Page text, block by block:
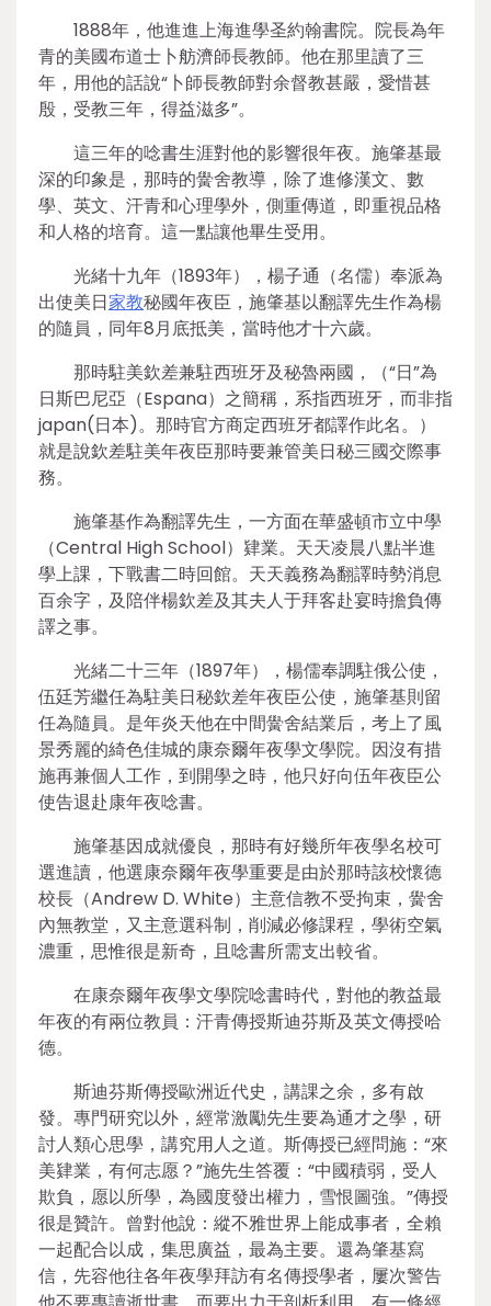
1888年，他進進上海進學圣約翰書院。院長為年
青的美國布道士卜舫濟師長教師。他在那里讀了三
年，用他的話說“卜師長教師對余督教甚嚴，愛惜甚
殷，受教三年，得益滋多”。
這三年的唸書生涯對他的影響很年夜。施肇基最
深的印象是，那時的黌舍教導，除了進修漢文、數
學、英文、汗青和心理學外，側重傳道，即重視品格
和人格的培育。這一點讓他畢生受用。
光緒十九年（1893年），楊子通（名儒）奉派為
出使美日家教秘國年夜臣，施肇基以翻譯先生作為楊
的隨員，同年8月底抵美，當時他才十六歲。
那時駐美欽差兼駐西班牙及秘魯兩國，（“日”為
日斯巴尼亞（Espana）之簡稱，系指西班牙，而非指
japan(日本)。那時官方商定西班牙都譯作此名。）
就是說欽差駐美年夜臣那時要兼管美日秘三國交際事
務。
施肇基作為翻譯先生，一方面在華盛頓市立中學
（Central High School）肄業。天天凌晨八點半進
學上課，下戰書二時回館。天天義務為翻譯時勢消息
百余字，及陪伴楊欽差及其夫人于拜客赴宴時擔負傳
譯之事。
光緒二十三年（1897年），楊儒奉調駐俄公使，
伍廷芳繼任為駐美日秘欽差年夜臣公使，施肇基則留
任為隨員。是年炎天他在中間黌舍結業后，考上了風
景秀麗的綺色佳城的康奈爾年夜學文學院。因沒有措
施再兼個人工作，到開學之時，他只好向伍年夜臣公
使告退赴康年夜唸書。
施肇基因成就優良，那時有好幾所年夜學名校可
選進讀，他選康奈爾年夜學重要是由於那時該校懷德
校長（Andrew D. White）主意信教不受拘束，黌舍
內無教堂，又主意選科制，削減必修課程，學術空氣
濃重，思惟很是新奇，且唸書所需支出較省。
在康奈爾年夜學文學院唸書時代，對他的教益最
年夜的有兩位教員：汗青傳授斯迪芬斯及英文傳授哈
德。
斯迪芬斯傳授歐洲近代史，講課之余，多有啟
發。專門研究以外，經常激勵先生要為通才之學，研
討人類心思學，講究用人之道。斯傳授已經問施：“來
美肄業，有何志愿？”施先生答覆：“中國積弱，受人
欺負，愿以所學，為國度發出權力，雪恨圖強。”傳授
很是贊許。曾對他說：縱不雅世界上能成事者，全賴
一起配合以成，集思廣益，最為主要。還為肇基寫
信，先容他往各年夜學拜訪有名傳授學者，屢次警告